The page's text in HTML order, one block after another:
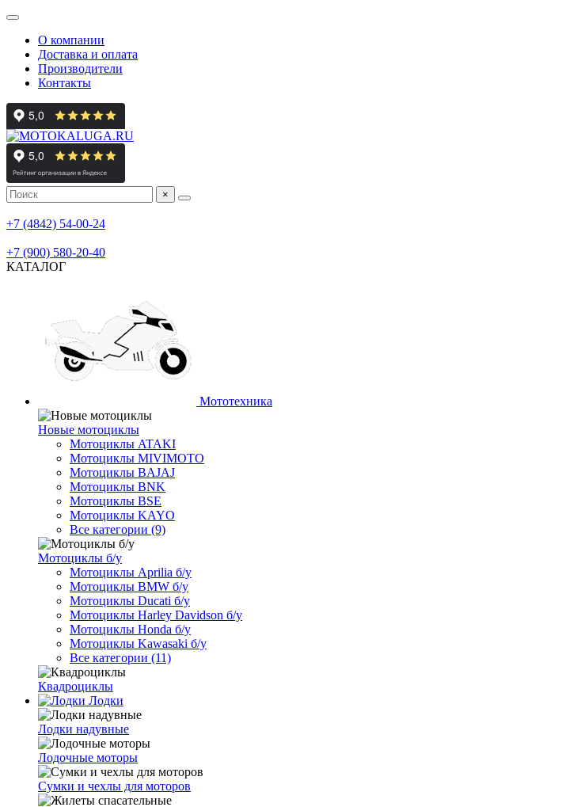
О компании
Доставка и оплата
Производители
Контакты
×
+7 (4842) 54-00-24
+7 (900) 580-20-40
КАТАЛОГ
Мототехника
Новые мотоциклы
Мотоциклы ATAKI
Мотоциклы MIVIMOTO
Мотоциклы BAJAJ
Мотоциклы BNK
Мотоциклы BSE
Мотоциклы KAYO
Все категории (9)
Мотоциклы б/у
Мотоциклы Aprilia б/у
Мотоциклы BMW б/у
Мотоциклы Ducati б/у
Мотоциклы Harley Davidson б/у
Мотоциклы Honda б/у
Мотоциклы Kawasaki б/у
Все категории (11)
Квадроциклы
Лодки
Лодки надувные
Лодочные моторы
Сумки и чехлы для моторов